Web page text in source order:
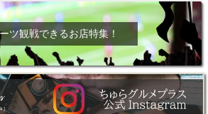
ツ観戦できるお店特集！